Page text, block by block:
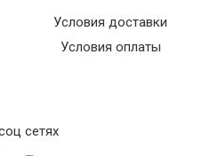
Условия доставки
Условия оплаты
сетях